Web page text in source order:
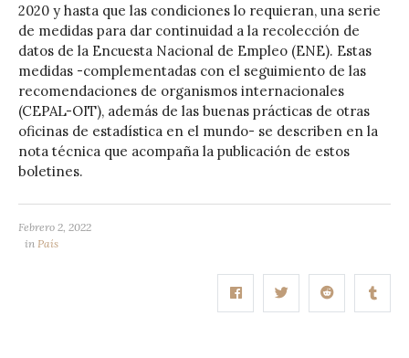
2020 y hasta que las condiciones lo requieran, una serie
de medidas para dar continuidad a la recolección de
datos de la Encuesta Nacional de Empleo (ENE). Estas
medidas -complementadas con el seguimiento de las
recomendaciones de organismos internacionales
(CEPAL-OIT), además de las buenas prácticas de otras
oficinas de estadística en el mundo- se describen en la
nota técnica que acompaña la publicación de estos
boletines.
Febrero 2, 2022
in País